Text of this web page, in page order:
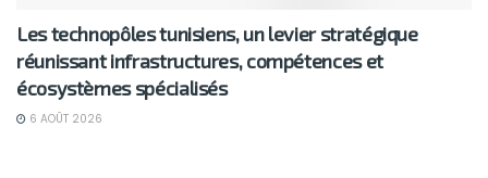
Les technopôles tunisiens, un levier stratégique
réunissant infrastructures, compétences et
écosystèmes spécialisés
6 AOÛT 2026